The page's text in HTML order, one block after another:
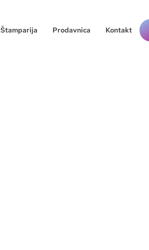
Štamparija Prodavnica Kontakt